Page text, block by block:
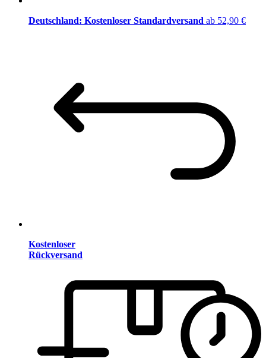
Deutschland: Kostenloser Standardversand ab 52,90 €
Kostenloser
Rückversand